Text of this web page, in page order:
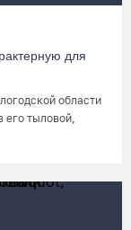
для
области
его тыловой,